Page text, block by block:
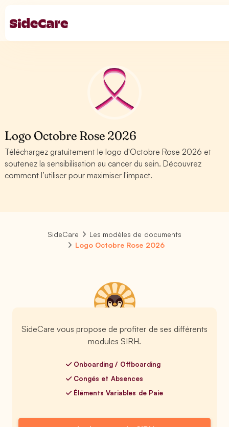
Logo Octobre Rose 2026
Téléchargez gratuitement le logo d'Octobre Rose 2026 et
soutenez la sensibilisation au cancer du sein. Découvrez
comment l’utiliser pour maximiser l'impact.
SideCare
Les modèles de documents
Logo Octobre Rose 2026
SideCare vous propose de profiter de ses différents
modules SIRH.
Onboarding / Offboarding
Congés et Absences
Éléments Variables de Paie